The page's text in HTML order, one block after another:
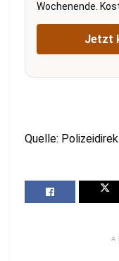
Wochenende.
Jetzt
Quelle: